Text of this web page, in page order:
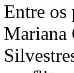
Entre os
Mariana